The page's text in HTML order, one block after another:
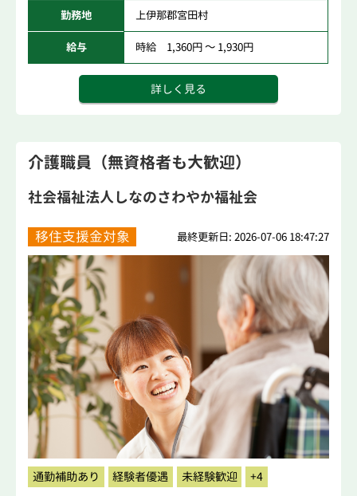
勤務地 上伊那郡宮田村
給与 時給 1,360円 ～ 1,930円
詳しく見る
介護職員（無資格者も大歓迎）
社会福祉法人しなのさわやか福祉会
移住支援金対象 最終更新日: 2026-07-06 18:47:27
通勤補助あり 経験者優遇 未経験歓迎 +4